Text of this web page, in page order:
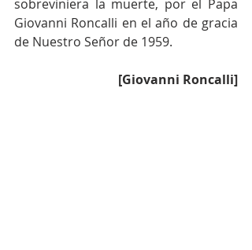
sobreviniera la muerte, por el Papa
Giovanni Roncalli en el año de gracia
de Nuestro Señor de 1959.
[Giovanni Roncalli]